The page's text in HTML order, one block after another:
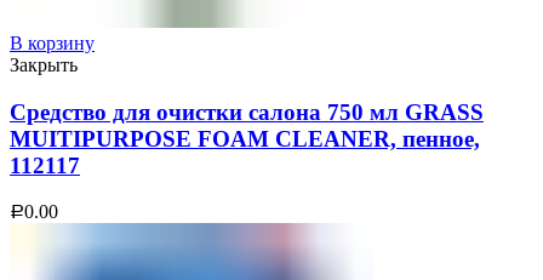
В корзину
Закрыть
Средство для очистки салона 750 мл GRASS
MUITIPURPOSE FOAM CLEANER, пенное,
112117
Р0.00